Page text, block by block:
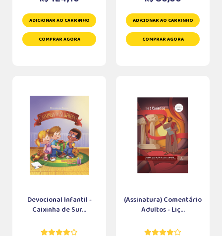
ADICIONAR AO CARRINHO
COMPRAR AGORA
ADICIONAR AO CARRINHO
COMPRAR AGORA
Devocional Infantil -
Caixinha de Sur...
(Assinatura) Comentário
Adultos - Liç...